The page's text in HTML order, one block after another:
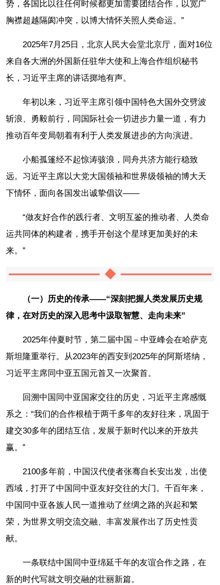
势，各国比以往任何时候都更加需要团结合作，以宽广
胸襟超越隔阂冲突，以博大情怀关照人类命运。”
2025年7月25日，北京人民大会堂北京厅，面对16位
来自各大洲的外国新任驻华大使和上海合作组织秘书
长，习近平主席的讲话掷地有声。
年初以来，习近平主席引领中国特色大国外交劈波
斩浪、勇毅前行，同国际社会一切进步力量一道，有力
推动百年变局朝着有利于人类发展进步的方向演进。
小船孤篷经不起惊涛骇浪，同舟共济方能行稳致
远。习近平主席以大党大国领袖和世界级领袖的博大天
下情怀，面向各国发出诚挚倡议——
“做友好合作的践行者、文明互鉴的推动者、人类命
运共同体的构建者，携手开创这个星球更加美好的未
来。”
（一）历史的传承——“深刻把握人类发展历史规
律，在对历史的深入思考中汲取智慧、走向未来”
2025年仲夏时节，第二届中国－中亚峰会在哈萨克
斯坦隆重举行。从2023年的西安到2025年的阿斯塔纳，
习近平主席同中亚五国元首又一次聚首。
回溯中国同中亚国家交往的历史，习近平主席感慨
系之：“我们的合作根植于两千多年的友好往来，巩固于
建交30多年的团结互信，发展于新时代以来的开放共
赢。”
2100多年前，中国汉代使者张骞自长安出发，出使
西域，打开了中国同中亚友好交往的大门。千百年来，
中国同中亚各族人民一道推动了丝绸之路的兴起和繁
荣，为世界文明交流交融、丰富发展作出了历史性贡
献。
一条联结中国同中亚绵延千年的友谊合作之路，在
新的时代写就文明交融的壮丽新篇。